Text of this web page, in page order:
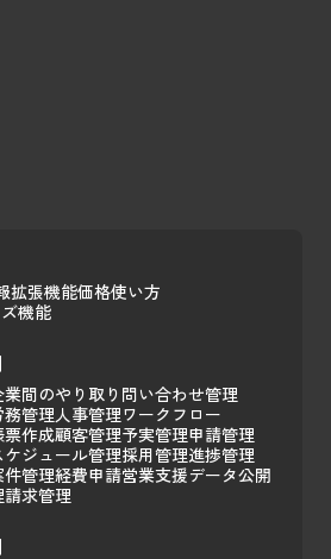
拡張機能価格使い方
機能
業間のやり取り 問い合わせ管理
務管理人事管理ワークフロー
票作成顧客管理予実管理申請管理
ケジュール管理採用管理進捗管理
件管理経費申請営業支援データ公開
請求管理